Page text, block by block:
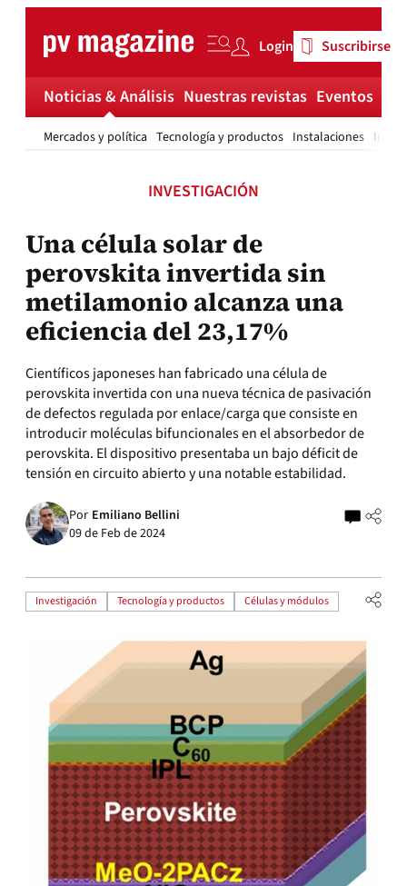
content
Login Suscribirse
Noticias & Análisis
Mercados y política Tecnología y productos Instalaciones
Nuestras revistas Eventos
INVESTIGACIÓN
Una célula solar de
perovskita invertida sin
metilamonio alcanza una
eficiencia del 23,17%
Científicos japoneses han fabricado una célula de
perovskita invertida con una nueva técnica de pasivación
de defectos regulada por enlace/carga que consiste en
introducir moléculas bifuncionales en el absorbedor de
perovskita. El dispositivo presentaba un bajo déficit de
tensión en circuito abierto y una notable estabilidad.
Por Emiliano Bellini
09 de Feb de 2024
Investigación Tecnología y productos Células y módulos